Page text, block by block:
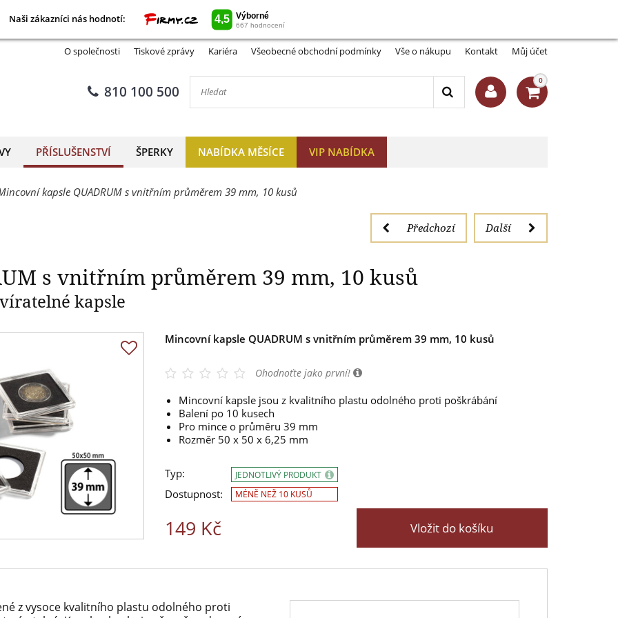
Naši zákazníci nás hodnotí:
O společnosti Tiskové zprávy Kariéra Všeobecné obchodní podmínky Vše o nákupu Kontakt Můj účet
810 100 500
0
PŘÍSLUŠENSTVÍ ŠPERKY NABÍDKA MĚSÍCE VIP NABÍDKA
kapsle QUADRUM s vnitřním průměrem 39 mm, 10 kusů
Další
Předchozí
s vnitřním průměrem 39 mm, 10 kusů
kapsle
Mincovní kapsle QUADRUM s vnitřním průměrem 39 mm, 10 kusů
Ohodnoťte jako první!
Mincovní kapsle jsou z kvalitního plastu odolného proti poškrábání
Balení po 10 kusech
Pro mince o průměru 39 mm
Rozměr 50 x 50 x 6,25 mm
Typ:
Dostupnost:
JEDNOTLIVÝ PRODUKT
MÉNĚ NEŽ 10 KUSŮ
149 Kč Vložit do košíku
z vysoce kvalitního plastu odolného proti
s vnitřním průměrem 39 mm, 10 kusů
Naši zákazníci nás hodnotí: